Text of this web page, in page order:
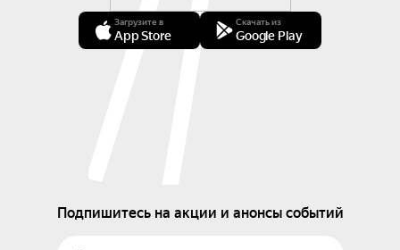
Загрузите в
App Store
Скачать из
Google Play
Подпишитесь на акции и анонсы событий